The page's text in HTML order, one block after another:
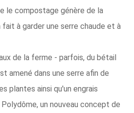
le compostage génère de la
fait à garder une serre chaude et à
de la ferme - parfois, du bétail
amené dans une serre afin de
plantes ainsi qu'un engrais
un nouveau concept de